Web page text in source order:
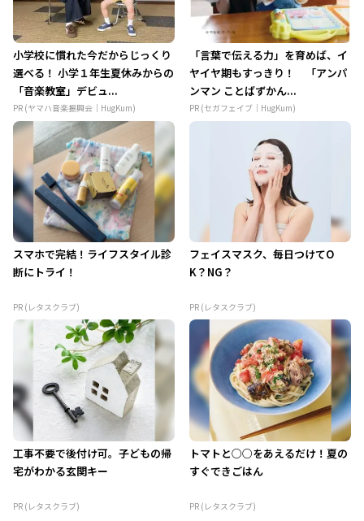
小学校に慣れた今だからじっくり
選べる！ 小学１年生夏休みからの
「音楽教室」デビュ...
PR (ヤマハ音楽振興会｜HugKum)
「言葉で伝える力」を育めば、イ
ヤイヤ期もすっきり！ 「アンパ
ンマン ことばずかん...
PR (セガフェイブ｜HugKum)
スマホで完結！ライフスタイル診
断にトライ！
PR (レタスクラブ)
フェイスマスク、毎日つけてO
K？NG？
PR (レタスクラブ)
工事不要で後付け可。子どもの帰
宅がわかる玄関キー
PR (レタスクラブ)
トマトと○○をあえるだけ！夏の
すぐできごはん
PR (レタスクラブ)